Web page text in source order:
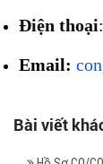
Điện thoại
Email:
Bài viết